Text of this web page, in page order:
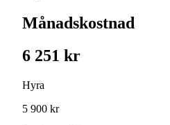
Månadskostnad
6 251 kr
Hyra
5 900 kr